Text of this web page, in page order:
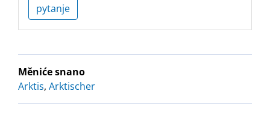
pytanje
Měniće snano
Arktis, Arktischer